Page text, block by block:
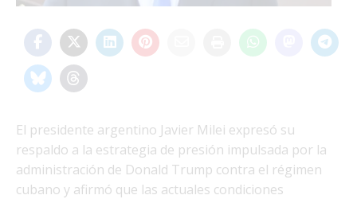
El presidente argentino Javier Milei expresó su
respaldo a la estrategia de presión impulsada por la
administración de Donald Trump contra el régimen
cubano y afirmó que las actuales condiciones